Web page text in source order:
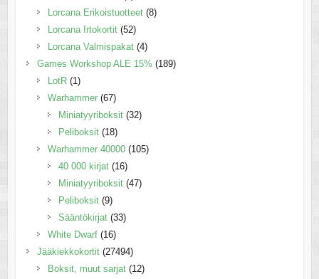
Lorcana Erikoistuotteet (8)
Lorcana Irtokortit (52)
Lorcana Valmispakat (4)
Games Workshop ALE 15% (189)
LotR (1)
Warhammer (67)
Miniatyyriboksit (32)
Peliboksit (18)
Warhammer 40000 (105)
40 000 kirjat (16)
Miniatyyriboksit (47)
Peliboksit (9)
Sääntökirjat (33)
White Dwarf (16)
Jääkiekkokortit (27494)
Boksit, muut sarjat (12)